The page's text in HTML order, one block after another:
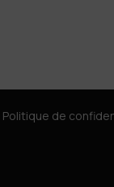
Politique de